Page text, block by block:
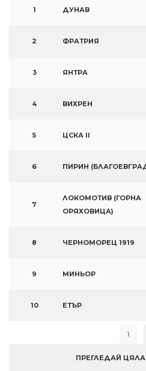
1 ДУНАВ
2 ФРАТРИЯ
3 ЯНТРА
4 ВИХРЕН
5 ЦСКА II
6 ПИРИН
7
ЛОКОМОТИВ (ГОРНА
ОРЯХОВИЦА)
8 ЧЕРНОМОРЕЦ 1919
9 МИНЬОР
10 ЕТЪР
1
ПРЕГЛЕДАЙ